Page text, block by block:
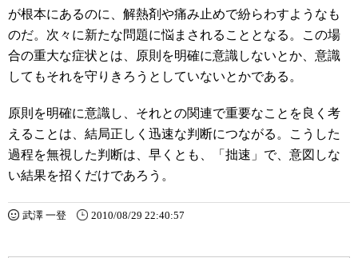
が根本にあるのに、解熱剤や痛み止めで紛らわすようなも
のだ。次々に新たな問題に悩まされることとなる。この場
合の重大な症状とは、原則を明確に意識しないとか、意識
してもそれを守りきろうとしていないとかである。
原則を明確に意識し、それとの関連で重要なことを良く考
えることは、結局正しく迅速な判断につながる。こうした
過程を無視した判断は、早くとも、「拙速」で、意図しな
い結果を招くだけであろう。
武澤 一登 2010/08/29 22:40:57